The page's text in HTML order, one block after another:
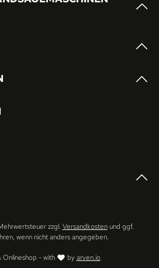
- with byarven.io
zzgl. Versandkostenund ggf.
wenn nicht anders angegeben.